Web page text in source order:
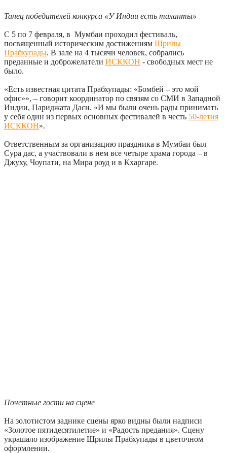
Танец победителей конкурса «У Индии есть таланты»
С 5 по 7 февраля, в Мумбаи проходил фестиваль,
посвященный историческим достижениям Шрилы
Прабхупады. В зале на 4 тысячи человек, собрались
преданные и доброжелатели ИСККОН - свободных мест не
было.
«Есть известная цитата Прабхупады: «Бомбей – это мой
офис»», – говорит координатор по связям со СМИ в Западной
Индии, Париджата Даси. «И мы были очень рады принимать
у себя один из первых основных фестивалей в честь 50-летия
ИСККОН».
Ответственным за организацию праздника в Мумбаи был
Сура дас, а участвовали в нем все четыре храма города – в
Джуху, Чоупати, на Мира роуд и в Кхаргаре.
Почетные гости на сцене
На золотистом заднике сцены ярко видны были надписи
«Золотое пятидесятилетие» и «Радость предания». Сцену
украшало изображение Шрилы Прабхупады в цветочном
оформлении.